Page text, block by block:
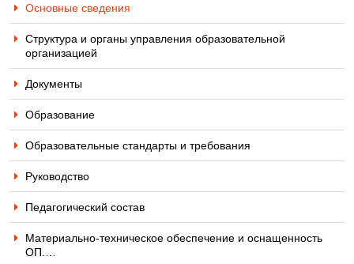
Основные сведения
Структура и органы управления образовательной
организацией
Документы
Образование
Образовательные стандарты и требования
Руководство
Педагогический состав
Материально-техническое обеспечение и оснащенность
ОП.…